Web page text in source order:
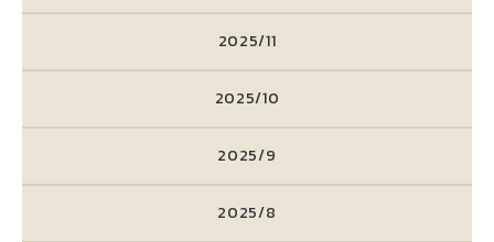
2025/11
2025/10
2025/9
2025/8